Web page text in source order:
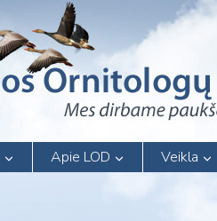
Apie LOD Veikla